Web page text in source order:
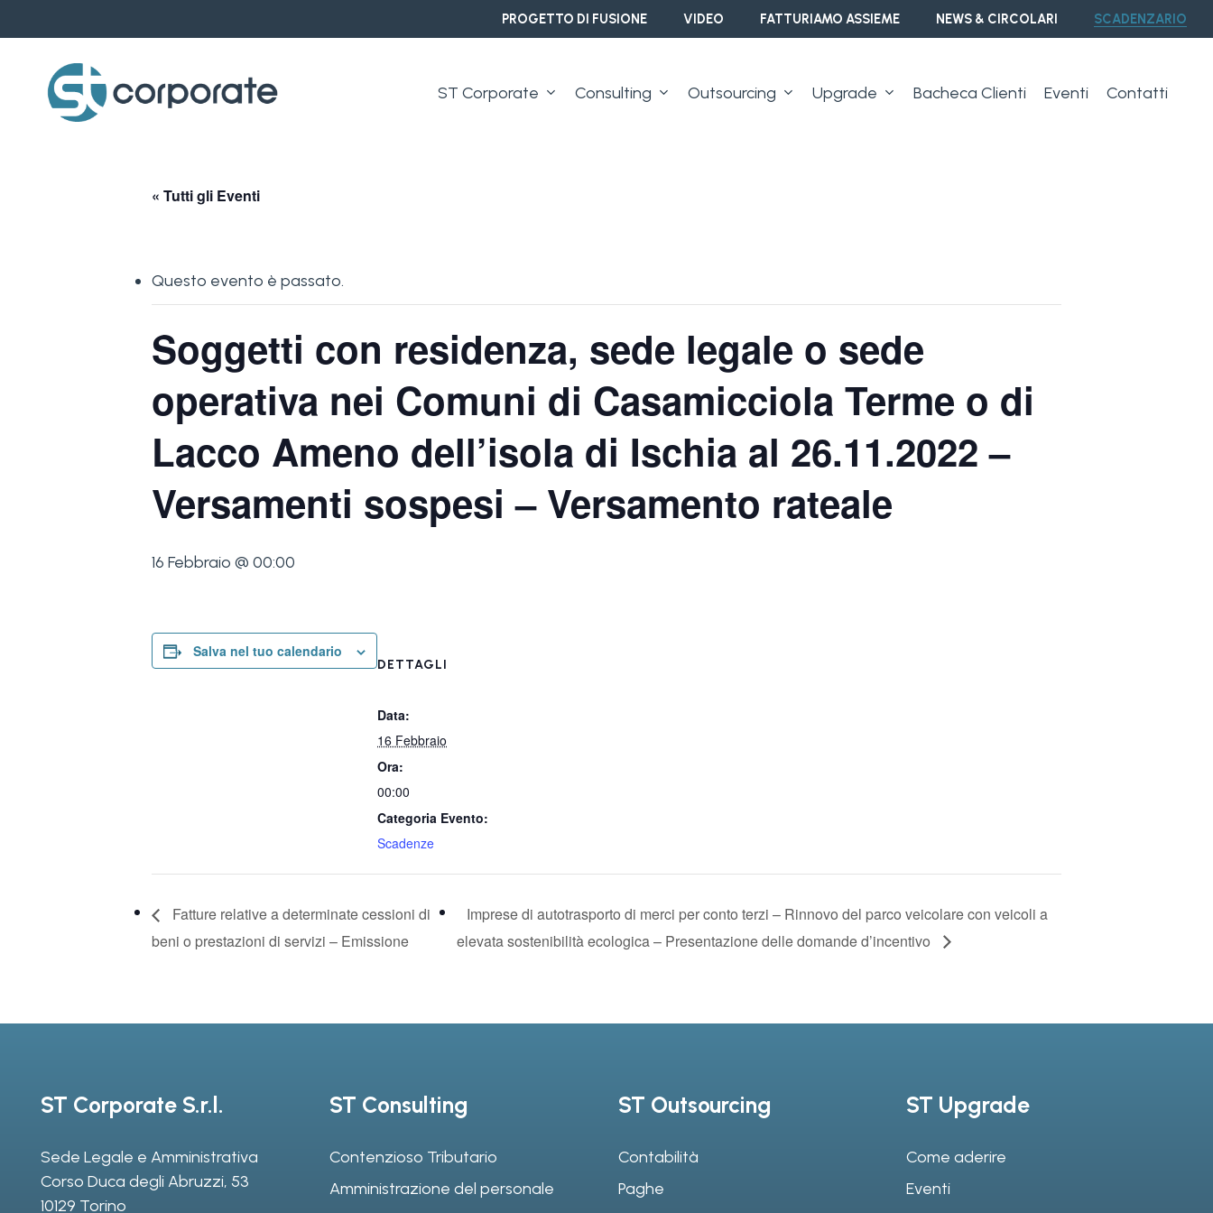
to
content
PROGETTO DI FUSIONE VIDEO FATTURIAMO ASSIEME NEWS & CIRCOLARI SCADENZARIO
ST Corporate Consulting Outsourcing Upgrade Bacheca Clienti Eventi Contatti
« Tutti gli Eventi
Questo evento è passato.
Soggetti con residenza, sede legale o sede
operativa nei Comuni di Casamicciola Terme o di
Lacco Ameno dell’isola di Ischia al 26.11.2022 –
Versamenti sospesi – Versamento rateale
16 Febbraio @ 00:00
Salva nel tuo calendario
DETTAGLI
Data:
16 Febbraio
Ora:
00:00
Categoria Evento:
Scadenze
Fatture relative a determinate cessioni di
beni o prestazioni di servizi – Emissione
Imprese di autotrasporto di merci per conto terzi – Rinnovo del parco veicolare con veicoli a
elevata sostenibilità ecologica – Presentazione delle domande d’incentivo
ST Corporate S.r.l.
Sede Legale e Amministrativa
Corso Duca degli Abruzzi, 53
10129 Torino
ST Consulting
Contenzioso Tributario
Amministrazione del personale
ST Outsourcing
Contabilità
Paghe
ST Upgrade
Come aderire
Eventi